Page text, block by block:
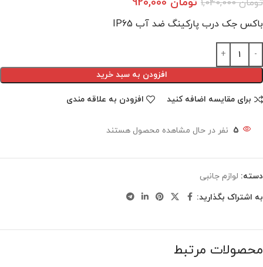
باکس جک درب پارکینگ ضد آب IP65
افزودن به سبد خرید
برای مقایسه اضافه کنید افزودن به علاقه مندی
5 نفر در حال مشاهده محصول هستند
دسته: لوازم جانبی
به اشتراک بگذارید:
محصولات مرتبط